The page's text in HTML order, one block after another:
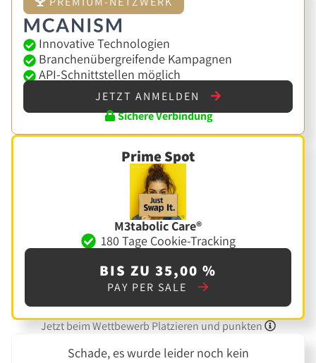
Innovative Technologien
Branchenübergreifende Kampagnen
API-Schnittstellen möglich
JETZT ANMELDEN
Sichere Verbindung
Prime Spot
M3tabolic Care®
180 Tage Cookie-Tracking
BIS ZU 35,00 %
PAY PER SALE
Jetzt beim Wettbewerb Platzieren und punkten
Schade, es wurde leider noch kein